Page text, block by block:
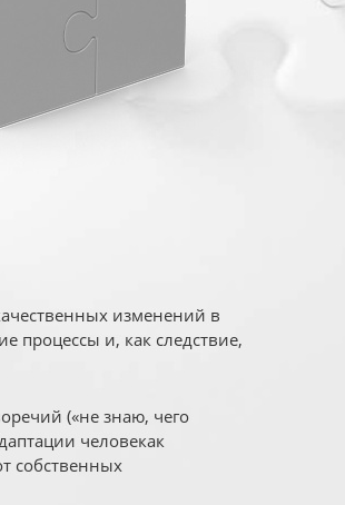
изменений в
процессы и, как следствие,
(«не знаю, чего
человекак
собственных